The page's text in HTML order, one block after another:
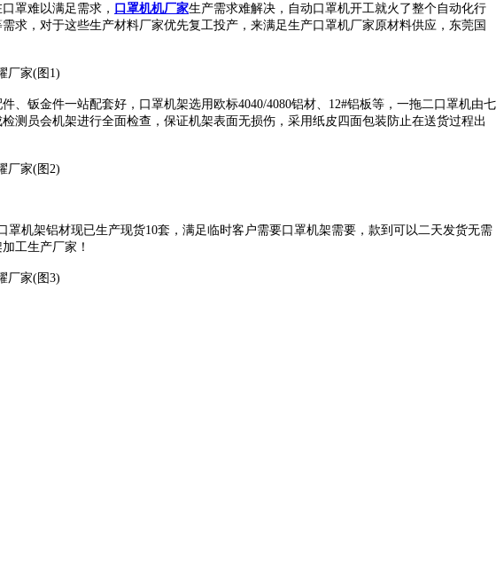
罩难以满足需求， 口罩机机厂家生产需求难解决，自动口罩机开工就火了整个自动化行
求，对于这些生产材料厂家优先复工投产，来满足生产口罩机厂家原材料供应，东莞国
、钣金件一站配套好，口罩机架选用欧标4040/4080铝材、12#铝板等，一拖二口罩机由七
测员会机架进行全面检查，保证机架表面无损伤，采用纸皮四面包装防止在送货过程出
罩机架铝材现已生产现货10套，满足临时客户需要口罩机架需要，款到可以二天发货无需
工生产厂家！